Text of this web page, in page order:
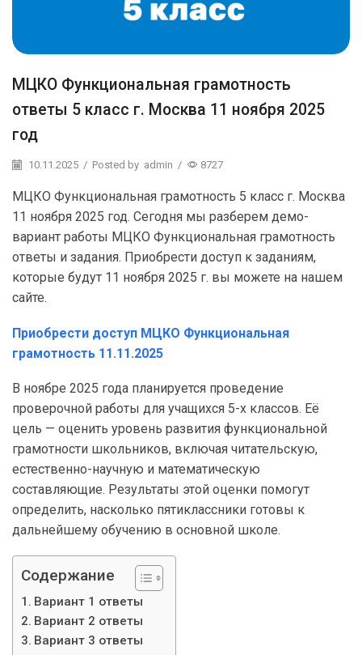
МЦКО Функциональная грамотность
ответы 5 класс г. Москва 11 ноября 2025
год
10.11.2025 / Posted by admin / 8727
МЦКО Функциональная грамотность 5 класс г. Москва
11 ноября 2025 год. Сегодня мы разберем демо-
вариант работы МЦКО Функциональная грамотность
ответы и задания. Приобрести доступ к заданиям,
которые будут 11 ноября 2025 г. вы можете на нашем
сайте.
Приобрести доступ МЦКО Функциональная
грамотность 11.11.2025
В ноябре 2025 года планируется проведение
проверочной работы для учащихся 5-х классов. Её
цель — оценить уровень развития функциональной
грамотности школьников, включая читательскую,
естественно-научную и математическую
составляющие. Результаты этой оценки помогут
определить, насколько пятиклассники готовы к
дальнейшему обучению в основной школе.
Содержание
Вариант 1 ответы
Вариант 2 ответы
Вариант 3 ответы